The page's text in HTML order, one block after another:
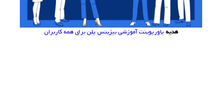
هدیه پاورپوینت آموزشی بیزینس پلن برای همه کاربران